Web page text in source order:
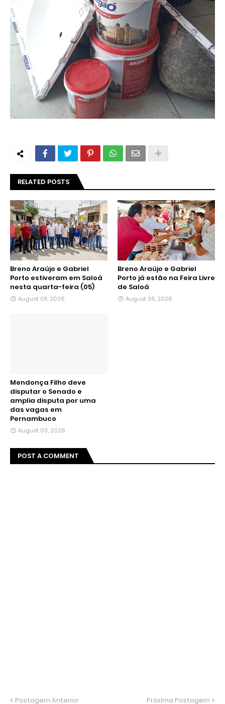
RELATED POSTS
Breno Araújo e Gabriel
Porto estiveram em Saloá
nesta quarta-feira (05)
August 05, 2026
Breno Araújo e Gabriel
Porto já estão na Feira Livre
de Saloá
August 05, 2026
Mendonça Filho deve
disputar o Senado e
amplia disputa por uma
das vagas em
Pernambuco
August 03, 2026
POST A COMMENT
Postagem Anterior Próxima Postagem